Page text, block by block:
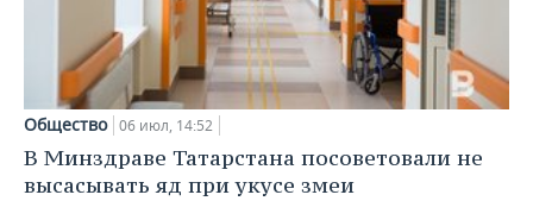
Общество 06 июл, 14:52
В Минздраве Татарстана посоветовали не
высасывать яд при укусе змеи